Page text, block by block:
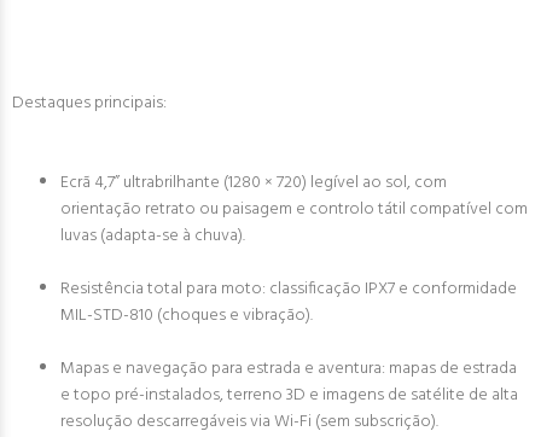
Destaques principais:
Ecrã 4,7” ultrabrilhante (1280 × 720) legível ao sol, com
orientação retrato ou paisagem e controlo tátil compatível com
luvas (adapta-se à chuva).
Resistência total para moto: classificação IPX7 e conformidade
MIL-STD-810 (choques e vibração).
Mapas e navegação para estrada e aventura: mapas de estrada
e topo pré-instalados, terreno 3D e imagens de satélite de alta
resolução descarregáveis via Wi-Fi (sem subscrição).